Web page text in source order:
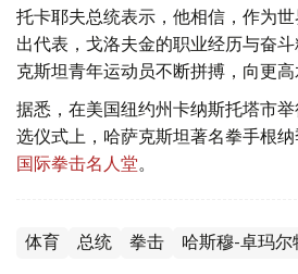
托卡耶夫总统表示，他相信，作为
出代表，戈洛夫金的职业经历与奋
克斯坦青年运动员不断拼搏，向更高
据悉，在美国纽约州卡纳斯托塔市
选仪式上，哈萨克斯坦著名拳手根
国际拳击名人堂。
体育 总统 拳击 哈斯穆-卓玛尔